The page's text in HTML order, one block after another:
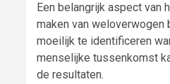
Een belangrijk aspect
maken van weloverwogen
moeilijk te identificeren
menselijke tussenkomst
de resultaten.